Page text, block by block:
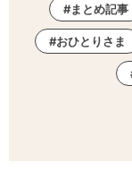
まとめ記事
おひとりさま